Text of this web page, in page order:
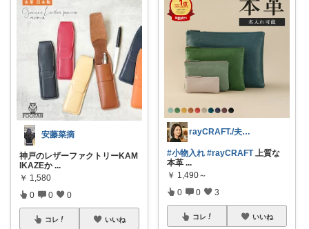
安藤菜摘
神戸のレザーファクトリーKAM
IKAZEか ...
￥ 1,580
0 0 0
コレ いいね
rayCRAFT./夫婦ROOM❤︎
#小物入れ #rayCRAFT上質な
本革 ...
￥ 1,490～
0 0 3
コレ いいね